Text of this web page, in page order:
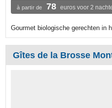
à partir de 78 euros voor 2
Gourmet biologische gerechten in
Gîtes de la Brosse